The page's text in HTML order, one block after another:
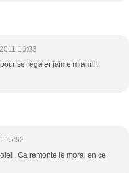
16:03
se régaler jaime miam!!!
15:52
Ca remonte le moral en ce